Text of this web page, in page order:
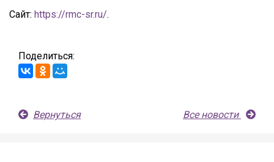
Сайт: https://rmc-sr.ru/.
Поделиться:
Вернуться Все новости